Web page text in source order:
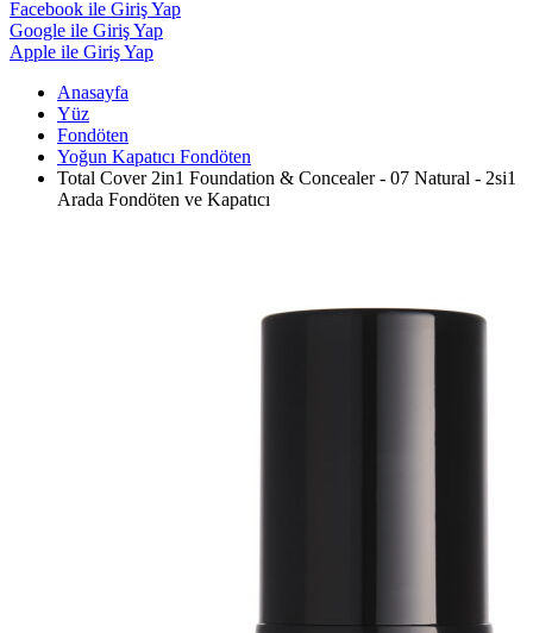
Facebook ile Giriş Yap
Google ile Giriş Yap
Apple ile Giriş Yap
Anasayfa
Yüz
Fondöten
Yoğun Kapatıcı Fondöten
Total Cover 2in1 Foundation & Concealer - 07 Natural - 2si1
Arada Fondöten ve Kapatıcı